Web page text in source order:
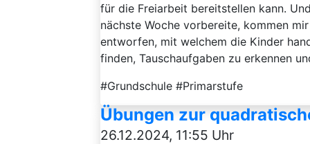
für die Freiarbeit bereitstellen kann.
nächste Woche vorbereite, kommen
entworfen, mit welchem die Kinder
finden, Tauschaufgaben zu erkennen
#Grundschule #Primarstufe
Übungen zur
26.12.2024, 11:55 Uhr